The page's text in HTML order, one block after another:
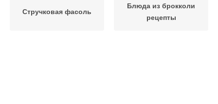
Стручковая фасоль
Блюда из брокколи
рецепты